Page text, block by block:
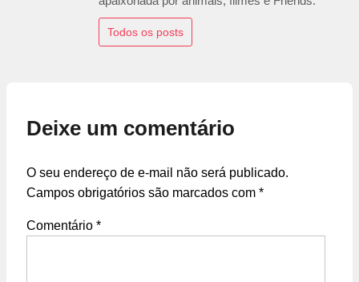
Todos os posts
Deixe um comentário
O seu endereço de e-mail não será publicado.
Campos obrigatórios são marcados com *
Comentário *